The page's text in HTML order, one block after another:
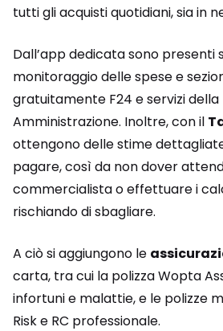
tutti gli acquisti quotidiani, sia in
Dall’app dedicata sono presenti
monitoraggio delle spese e
gratuitamente F24 e servizi della
Amministrazione. Inoltre, con il
ottengono delle stime
pagare, così da non dover
commercialista o effettuare i
rischiando di sbagliare.
A ciò si aggiungono le
carta, tra cui la polizza Wopta
infortuni e malattie, e le polizze
Risk e RC professionale.